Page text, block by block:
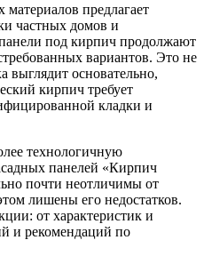
предлагает
частных домов и
под кирпич продолжают
вариантов. Это не
выглядит основательно,
кирпич требует
кладки и
технологичную
панелей «Кирпич
почти неотличимы от
лишены его недостатков.
от характеристик и
и рекомендаций по